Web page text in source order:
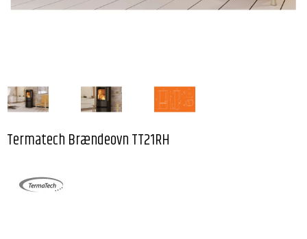
Termatech Brændeovn TT21RH